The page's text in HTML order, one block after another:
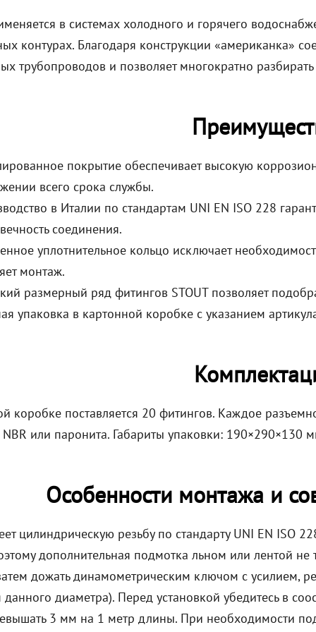
в системах холодного и горячего
контурах. Благодаря конструкции «американка»
трубопроводов и позволяет многократно
покрытие обеспечивает высокую
всего срока службы.
в Италии по стандартам UNI EN ISO 228
соединения.
уплотнительное кольцо исключает
монтаж.
размерный ряд фитингов STOUT позволяет
упаковка в картонной коробке с указанием
коробке поставляется 20 фитингов. Каждое
или паронита. Габариты упаковки: 190×290×130
Особенности монтажа и
цилиндрическую резьбу по стандарту UNI EN ISO
дополнительная подмотка льном или лентой не
дожать динамометрическим ключом с
диаметра). Перед установкой убедитесь в
3 мм на 1 метр длины. При необходимости